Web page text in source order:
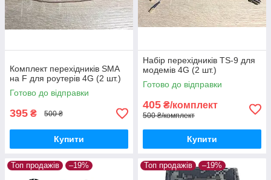
Комплект перехідників SMA
на F для роутерів 4G (2 шт.)
Готово до відправки
395 ₴ 500 ₴
Купити
Набір перехідників TS-9 для
модемів 4G (2 шт.)
Готово до відправки
405 ₴/комплект
500 ₴/комплект
Купити
Топ продажів –19% Топ продажів –19%